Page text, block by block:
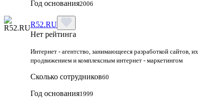
Год основания2006
R52.RU
Нет рейтинга
Интернет - агентство, занимающееся разработкой сайтов, их
продвижением и комплексным интернет - маркетингом
Сколько сотрудников60
Год основания1999